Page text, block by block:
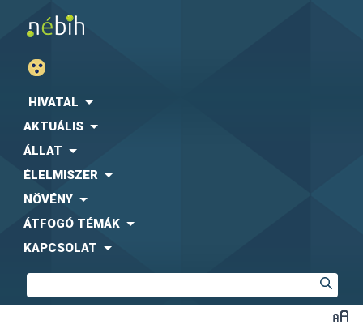
HIVATAL
AKTUÁLIS
ÁLLAT
ÉLELMISZER
NÖVÉNY
ÁTFOGÓ TÉMÁK
KAPCSOLAT